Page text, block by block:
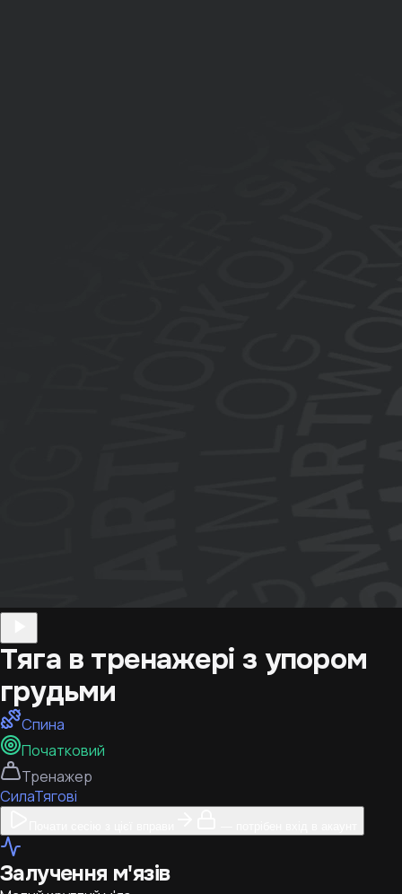
Тяга в тренажері з упором
грудьми
Спина
Початковий
Тренажер
СилаТягові
Залучення м'язів